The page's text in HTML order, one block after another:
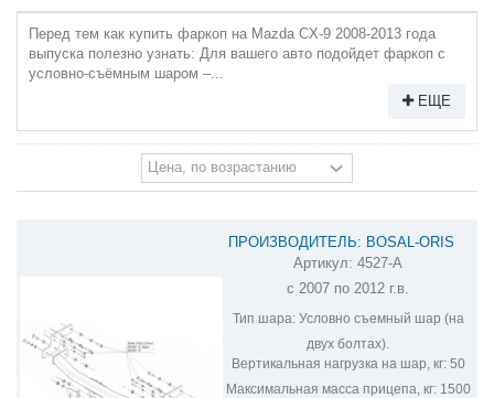
Перед тем как купить фаркоп на Mazda CX-9 2008-2013 года
выпуска полезно узнать: Для вашего авто подойдет фаркоп с
условно-съёмным шаром –...
ЕЩЕ
ПРОИЗВОДИТЕЛЬ: BOSAL-ORIS
ФАРКОП НА MAZDA CX-9 4527-A
Артикул: 4527-A
с 2007 по 2012 г.в.
Тип шара:Условно съемный шар (на
двух болтах).
Вертикальная нагрузка на шар, кг:50
Максимальная масса прицепа, кг:1500